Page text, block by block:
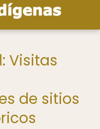
Visitas
de sitios